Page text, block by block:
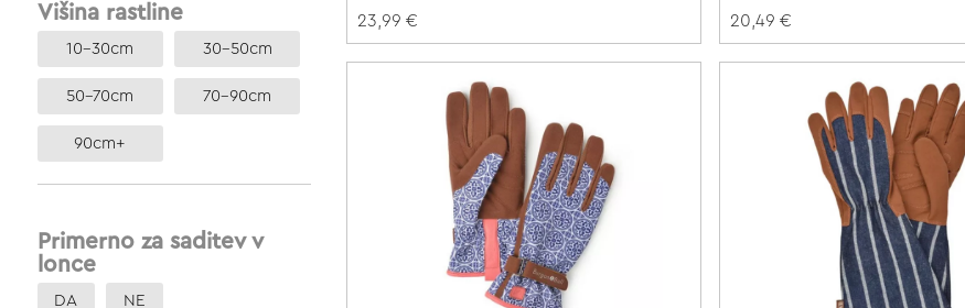
Višina rastline
10-30cm 30-50cm
50-70cm 70-90cm
90cm+
Primerno za saditev v
lonce
DA NE
23,99 € 20,49 €